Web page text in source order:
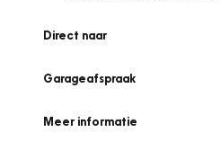
Direct naar
Garageafspraak
Meer informatie